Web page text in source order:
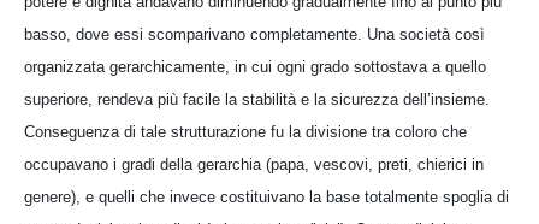
basso, dove essi scomparivano completamente. Una società così
organizzata gerarchicamente, in cui ogni grado sottostava a quello
superiore, rendeva più facile la stabilità e la sicurezza dell’insieme.
Conseguenza di tale strutturazione fu la divisione tra coloro che
occupavano i gradi della gerarchia (papa, vescovi, preti, chierici in
genere), e quelli che invece costituivano la base totalmente spoglia di